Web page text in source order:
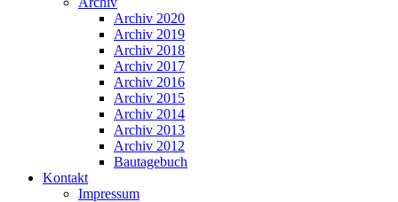
Archiv 2020
Archiv 2019
Archiv 2018
Archiv 2017
Archiv 2016
Archiv 2015
Archiv 2014
Archiv 2013
Archiv 2012
Bautagebuch
Kontakt
Impressum